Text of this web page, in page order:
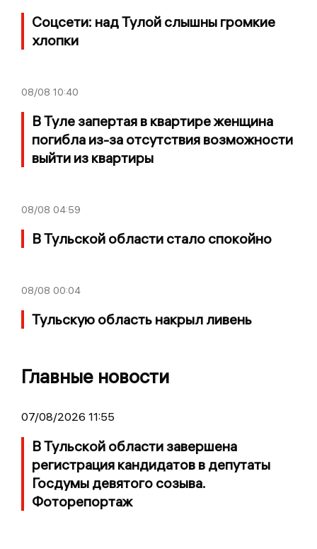
Соцсети: над Тулой слышны громкие
хлопки
08/08 10:40
В Туле запертая в квартире женщина
погибла из-за отсутствия возможности
выйти из квартиры
08/08 04:59
В Тульской области стало спокойно
08/08 00:04
Тульскую область накрыл ливень
Главные новости
07/08/2026 11:55
В Тульской области завершена
регистрация кандидатов в депутаты
Госдумы девятого созыва.
Фоторепортаж